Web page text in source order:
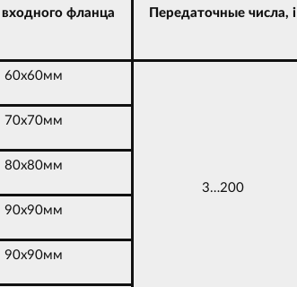
входного фланца Передаточные числа, i
60х60мм
3…200
70х70мм
80х80мм
90х90мм
90х90мм